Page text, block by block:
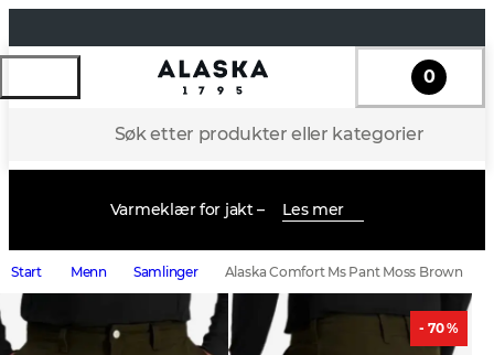
Søk etter produkter eller kategorier
0
Varmeklær for jakt – Les mer
Start Menn Samlinger Alaska Comfort Ms Pant Moss Brown
- 70 %